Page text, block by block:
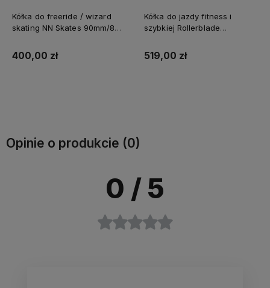
Kółka do freeride / wizard
skating NN Skates 90mm/85a
400,00 zł
Kółka do jazdy fitness i
szybkiej Rollerblade
519,00 zł
Opinie o produkcie (0)
0 / 5